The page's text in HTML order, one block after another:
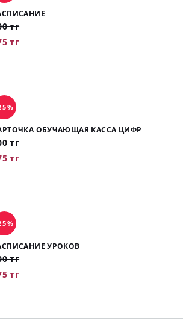
тг
тг
ОБУЧАЮЩАЯ КАССА ЦИФР
тг
тг
УРОКОВ
тг
тг